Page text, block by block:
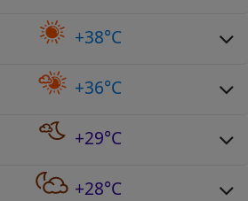
+38°C
+36°C
+29°C
+28°C